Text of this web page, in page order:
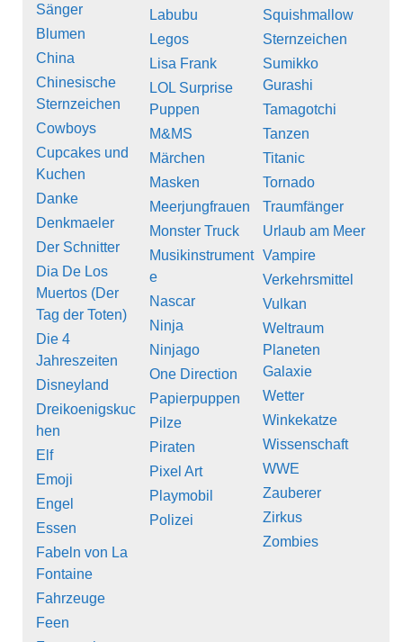
Sänger
Blumen
China
Chinesische
Sternzeichen
Cowboys
Cupcakes und
Kuchen
Danke
Denkmaeler
Der Schnitter
Dia De Los
Muertos (Der
Tag der Toten)
Die 4
Jahreszeiten
Disneyland
Dreikoenigskuc
hen
Elf
Emoji
Engel
Essen
Fabeln von La
Fontaine
Fahrzeuge
Feen
Labubu
Legos
Lisa Frank
LOL Surprise
Puppen
M&MS
Märchen
Masken
Meerjungfrauen
Monster Truck
Musikinstrument
e
Nascar
Ninja
Ninjago
One Direction
Papierpuppen
Pilze
Piraten
Pixel Art
Playmobil
Polizei
Squishmallow
Sternzeichen
Sumikko
Gurashi
Tamagotchi
Tanzen
Titanic
Tornado
Traumfänger
Urlaub am Meer
Vampire
Verkehrsmittel
Vulkan
Weltraum
Planeten
Galaxie
Wetter
Winkekatze
Wissenschaft
WWE
Zauberer
Zirkus
Zombies